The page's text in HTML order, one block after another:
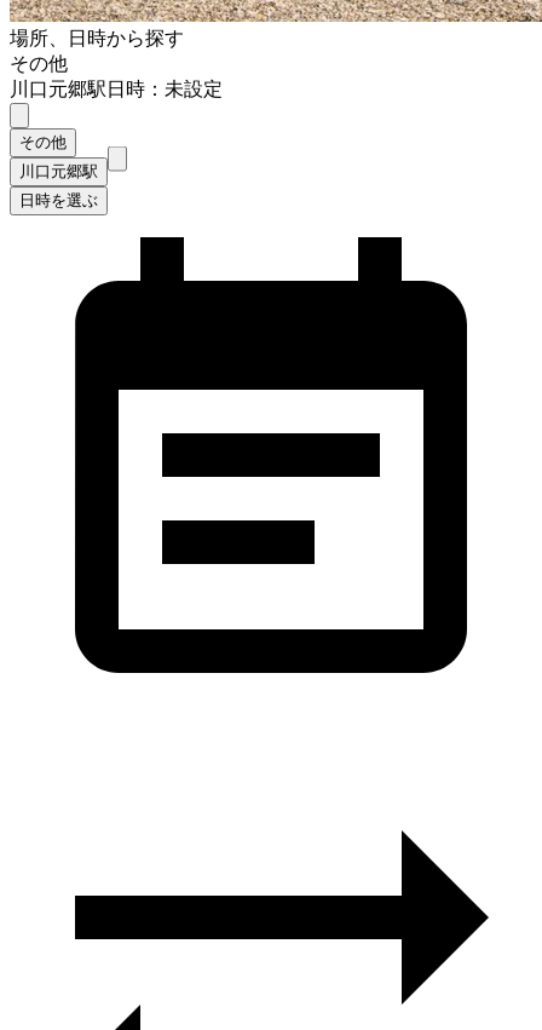
場所、日時から探す
その他
川口元郷駅日時：未設定
その他
川口元郷駅
日時を選ぶ